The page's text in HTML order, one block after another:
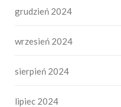
grudzień 2024
wrzesień 2024
sierpień 2024
lipiec 2024